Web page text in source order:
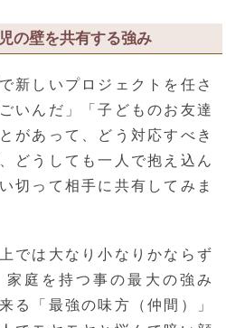
の壁を共有する強み
新しいプロジェクトを任さ
いんだ」「子どものお友達
があって、どう対応すべき
どうしても一人で抱え込ん
切って相手に共有してみま
では大なり小なりかならず
庭を持つ事の最大の強み
る「最強の味方（仲間）」